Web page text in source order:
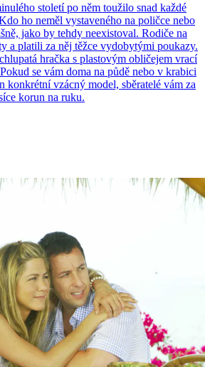
století po něm toužilo snad každé
ho neměl vystaveného na poličce nebo
jako by tehdy neexistoval. Rodiče na
a platili za něj těžce vydobytými poukazy.
hračka s plastovým obličejem vrací
se vám doma na půdě nebo v krabici
konkrétní vzácný model, sběratelé vám za
korun na ruku.